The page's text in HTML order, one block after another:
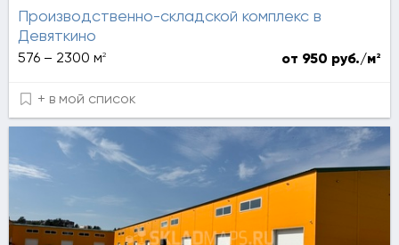
Производственно-складской комплекс в
Девяткино
576 – 2300 м2 от 950 руб./м2
+ в мой список